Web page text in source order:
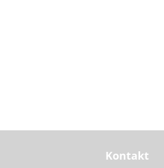
Kontakt